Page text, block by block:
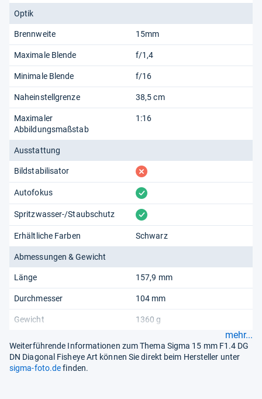
Optik
Brennweite 15mm
Maximale Blende f/1,4
Minimale Blende f/16
Naheinstellgrenze 38,5 cm
Maximaler
Abbildungsmaßstab
1:16
Ausstattung
Bildstabilisator fehlt
Autofokus vorhanden
Spritzwasser-/Staubschutz vorhanden
Erhältliche Farben Schwarz
Abmessungen & Gewicht
Länge 157,9 mm
Durchmesser 104 mm
Gewicht 1360 g
mehr...
Weiterführende Informationen zum Thema Sigma 15 mm F1.4 DG
DN Diagonal Fisheye Art können Sie direkt beim Hersteller unter
sigma-foto.definden.